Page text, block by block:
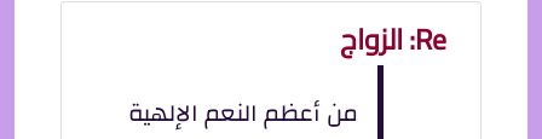
Re: الزواج
من أعظم النعم الإلهية